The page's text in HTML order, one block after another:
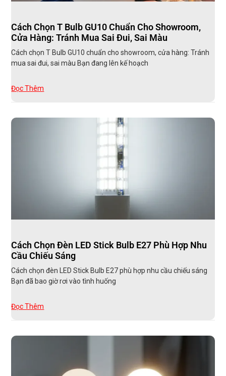
Cách Chọn T Bulb GU10 Chuẩn Cho Showroom,
Cửa Hàng: Tránh Mua Sai Đui, Sai Màu
Cách chọn T Bulb GU10 chuẩn cho showroom, cửa hàng: Tránh
mua sai đui, sai màu Bạn đang lên kế hoạch
Đọc Thêm
Cách Chọn Đèn LED Stick Bulb E27 Phù Hợp Nhu
Cầu Chiếu Sáng
Cách chọn đèn LED Stick Bulb E27 phù hợp nhu cầu chiếu sáng
Bạn đã bao giờ rơi vào tình huống
Đọc Thêm